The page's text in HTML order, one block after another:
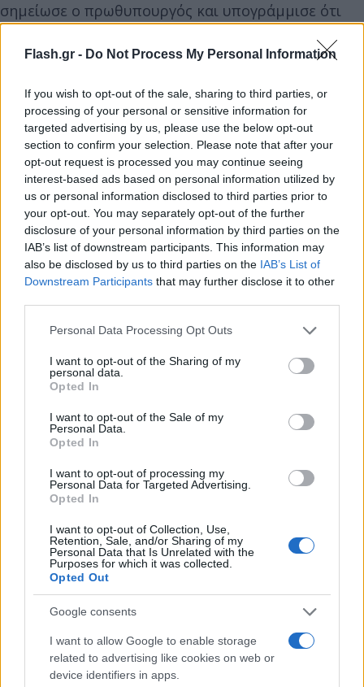
Flash.gr - Do Not Process My Personal Information
If you wish to opt-out of the sale, sharing to third parties, or
processing of your personal or sensitive information for
targeted advertising by us, please use the below opt-out
section to confirm your selection. Please note that after your
opt-out request is processed you may continue seeing
interest-based ads based on personal information utilized by
us or personal information disclosed to third parties prior to
your opt-out. You may separately opt-out of the further
disclosure of your personal information by third parties on the
IAB’s list of downstream participants. This information may
also be disclosed by us to third parties on the IAB’s List of
Downstream Participants that may further disclose it to other
Please note that this website/app uses one or more Google
not limited to your visit or usage behaviour. You may click to
grant or deny consent to Google and its third-party tags to
use your data for below specified purposes in below Google
consent section.
Personal Data Processing Opt Outs
I want to opt-out of the Sharing of my
personal data.
Opted In
I want to opt-out of the Sale of my
Personal Data.
Opted In
I want to opt-out of processing my
Personal Data for Targeted Advertising.
Opted In
I want to opt-out of Collection, Use,
Retention, Sale, and/or Sharing of my
Personal Data that Is Unrelated with the
Purposes for which it was collected.
Opted Out
Google consents
I want to allow Google to enable storage
related to advertising like cookies on web or
device identifiers in apps.
σημείωσε ο πρωθυπουργός και υπογράμμισε ότι
ήδη ελήφθησαν μέτρα για να περιοριστούν
φαινόμενα κερδοσκοπίας που παρατηρούνται σε
χρειαστεί να τα παρατείνουμε πέραν του
τριμήνου» είπε και σημείωσε ότι χρειάζεται
ταχύτητα και προβλεψιμότητα, ενώ έχουν γίνει
σημαντικά βήματα για την αντιμετώπιση της
γραφειοκρατίας «αλλά μένουν να γίνουν κι άλλα».
«Δεν πρέπει να χανόμαστε σε λαβύρινθους λόγω
επικαλυπτόμενων αρμοδιοτήτων και
γραφειοκρατικής σύγχυσης, και προχωρούμε σε
βοήθεια ενός κεντρικού λειτουργικού μηχανισμού»
ανακοίνωσε ο πρωθυπουργός και τόνισε ότι θα
επικαιροποιηθεί το σχετικό "εργαλείο" που
μέρες μας είναι ανεπαρκές.